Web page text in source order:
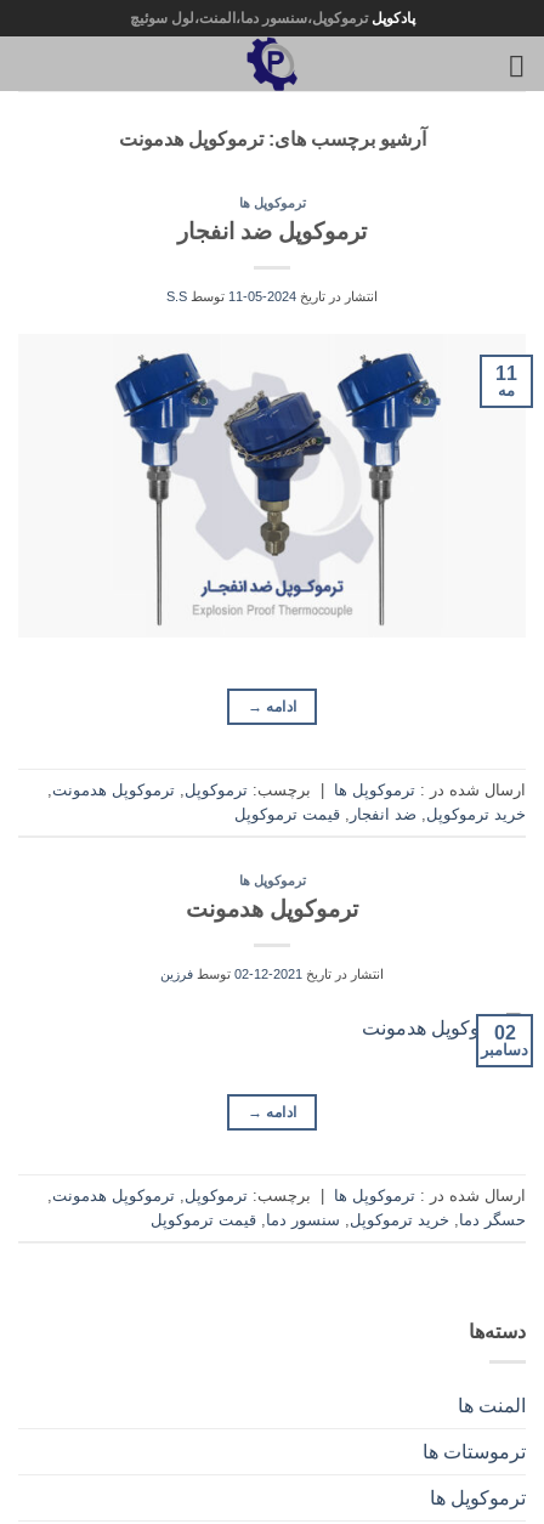
content
پادکوپلترموکوپل،سنسور دما،المنت،لول سوئیچ
آرشیو برچسب های:ترموکوپل هدمونت
ترموکوپل ها
ترموکوپل ضد انفجار
انتشار در تاریخ 2024-05-11 توسط S.S
11
مه
ادامه →
ارسال شده در : ترموکوپل ها برچسب: ترموکوپل ترموکوپل هدمونت
خرید ترموکوپل
ضد انفجار قیمت ترموکوپل
ترموکوپل ها
ترموکوپل هدمونت
انتشار در تاریخ 2021-12-02 توسط فرزین
02
دسامبر
ادامه →
ارسال شده در : ترموکوپل ها | برچسب: ترموکوپل ترموکوپل هدمونت
حسگر دما
خرید ترموکوپل سنسور دما قیمت ترموکوپل
دسته‌ها
المنت ها
ترموستات ها
ترموکوپل ها